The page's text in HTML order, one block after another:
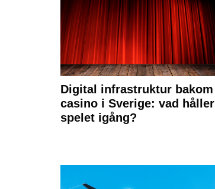
Digital infrastruktur bakom
casino i Sverige: vad håller
spelet igång?